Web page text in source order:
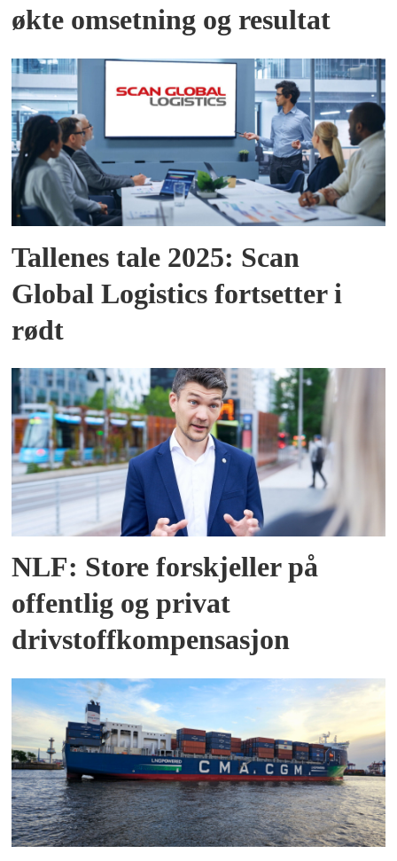
økte omsetning og resultat
Tallenes tale 2025: Scan
Global Logistics fortsetter i
rødt
NLF: Store forskjeller på
offentlig og privat
drivstoffkompensasjon